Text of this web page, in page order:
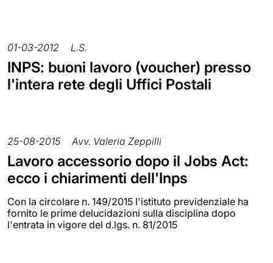
01-03-2012 L.S.
INPS: buoni lavoro (voucher) presso
l'intera rete degli Uffici Postali
25-08-2015 Avv. Valeria Zeppilli
Lavoro accessorio dopo il Jobs Act:
ecco i chiarimenti dell'Inps
Con la circolare n. 149/2015 l'istituto previdenziale ha
fornito le prime delucidazioni sulla disciplina dopo
l'entrata in vigore del d.lgs. n. 81/2015